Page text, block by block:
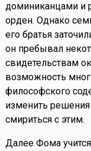
доминиканцами и
орден. Однако
его братья
он пребывал
свидетельствам
возможность
философского
изменить
смириться с этим.
Далее Фома